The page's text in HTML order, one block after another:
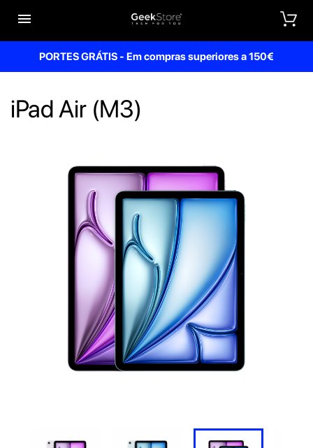

PORTES GRÁTIS - Em compras superiores a 150€
iPad Air (M3)